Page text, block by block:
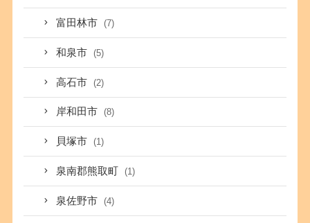
富田林市 (7)
和泉市 (5)
高石市 (2)
岸和田市 (8)
貝塚市 (1)
泉南郡熊取町 (1)
泉佐野市 (4)